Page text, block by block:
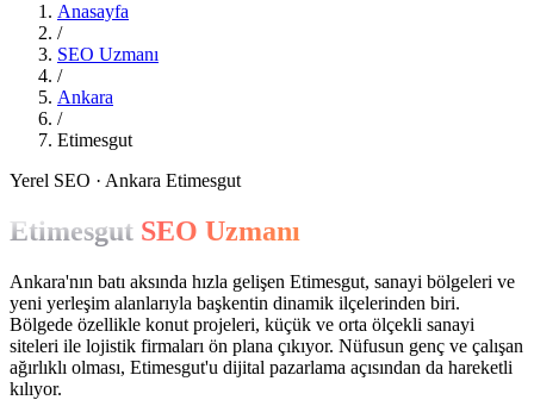
Anasayfa
/
SEO Uzmanı
/
Ankara
/
Etimesgut
Yerel SEO · Ankara Etimesgut
Etimesgut SEO Uzmanı
Ankara'nın batı aksında hızla gelişen Etimesgut, sanayi bölgeleri ve
yeni yerleşim alanlarıyla başkentin dinamik ilçelerinden biri.
Bölgede özellikle konut projeleri, küçük ve orta ölçekli sanayi
siteleri ile lojistik firmaları ön plana çıkıyor. Nüfusun genç ve çalışan
ağırlıklı olması, Etimesgut'u dijital pazarlama açısından da hareketli
kılıyor.